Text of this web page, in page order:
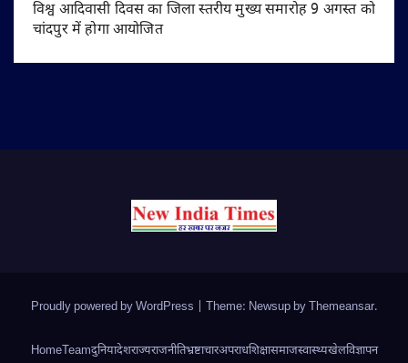
विश्व आदिवासी दिवस का जिला स्तरीय मुख्य समारोह 9 अगस्त को
चांदपुर में होगा आयोजित
Proudly powered by WordPress Theme: Newsup byThemeansar.
HomeTeamदुनियादेशराज्यराजनीतिभ्रष्टाचारअपराधशिक्षासमाजस्वास्थ्यखेलविज्ञापन